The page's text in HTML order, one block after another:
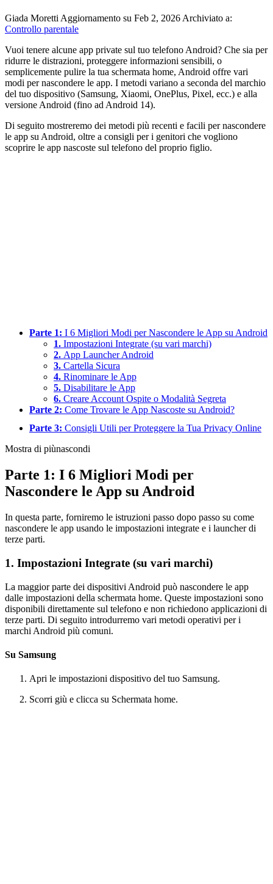
Giada Moretti Aggiornamento su Feb 2, 2026 Archiviato a:
Controllo parentale
Vuoi tenere alcune app private sul tuo telefono Android? Che sia per
ridurre le distrazioni, proteggere informazioni sensibili, o
semplicemente pulire la tua schermata home, Android offre vari
modi per nascondere le app. I metodi variano a seconda del marchio
del tuo dispositivo (Samsung, Xiaomi, OnePlus, Pixel, ecc.) e alla
versione Android (fino ad Android 14).
Di seguito mostreremo dei metodi più recenti e facili per nascondere
le app su Android, oltre a consigli per i genitori che vogliono
scoprire le app nascoste sul telefono del proprio figlio.
Parte 1: I 6 Migliori Modi per Nascondere le App su Android
1. Impostazioni Integrate (su vari marchi)
2. App Launcher Android
3. Cartella Sicura
4. Rinominare le App
5. Disabilitare le App
6. Creare Account Ospite o Modalità Segreta
Parte 2: Come Trovare le App Nascoste su Android?
Parte 3: Consigli Utili per Proteggere la Tua Privacy Online
Mostra di piùnascondi
Parte 1: I 6 Migliori Modi per
Nascondere le App su Android
In questa parte, forniremo le istruzioni passo dopo passo su come
nascondere le app usando le impostazioni integrate e i launcher di
terze parti.
1. Impostazioni Integrate (su vari marchi)
La maggior parte dei dispositivi Android può nascondere le app
dalle impostazioni della schermata home. Queste impostazioni sono
disponibili direttamente sul telefono e non richiedono applicazioni di
terze parti. Di seguito introdurremo vari metodi operativi per i
marchi Android più comuni.
Su Samsung
Apri le impostazioni dispositivo del tuo Samsung.
Scorri giù e clicca su Schermata home.